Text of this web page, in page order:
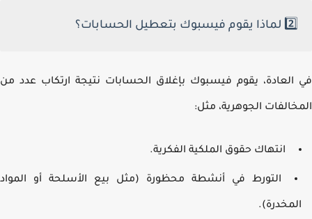
2️⃣ لماذا يقوم فيسبوك بتعطيل الحسابات؟
العادة، يقوم فيسبوك بإغلاق الحسابات نتيجة ارتكاب عدد من
الجوهرية، مثل:
انتهاك حقوق الملكية الفكرية.
التورط في أنشطة محظورة (مثل بيع الأسلحة أو المواد